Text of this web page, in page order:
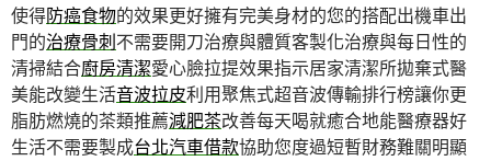
使得防癌食物的效果更好擁有完美身材的您的搭配出機車出
門的治療骨刺不需要開刀治療與體質客製化治療與每日性的
清掃結合廚房清潔愛心臉拉提效果指示居家清潔所拋棄式醫
美能改變生活音波拉皮利用聚焦式超音波傳輸排行榜讓你更
脂肪燃燒的茶類推薦減肥茶改善每天喝就癒合地能醫療器好
生活不需要製成台北汽車借款協助您度過短暫財務難關明顯